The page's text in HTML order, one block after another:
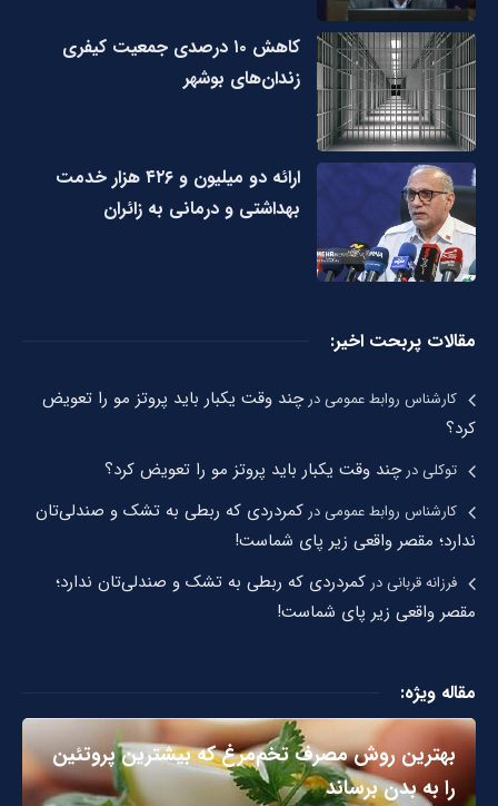
کاهش ۱۰ درصدی جمعیت کیفری
زندان‌های بوشهر
ارائه دو میلیون و ۴۲۶ هزار خدمت
بهداشتی و درمانی به زائران
مقالات پربحت اخیر:
کارشناس روابط عمومیدرچند وقت یکبار باید پروتز مو را تعویض
کرد؟
توکلیدرچند وقت یکبار باید پروتز مو را تعویض کرد؟
کارشناس روابط عمومیدر کمردردی که ربطی به تشک و صندلی‌تان
ندارد؛ مقصر واقعی زیر پای شماست!
فرزانه قربانیدر کمردردی که ربطی به تشک و صندلی‌تان ندارد؛
مقصر واقعی زیر پای شماست!
مقاله ویژه:
بهترین روش مصرف تخم‌مرغ که بیشترین پروتئین
را به بدن برساند